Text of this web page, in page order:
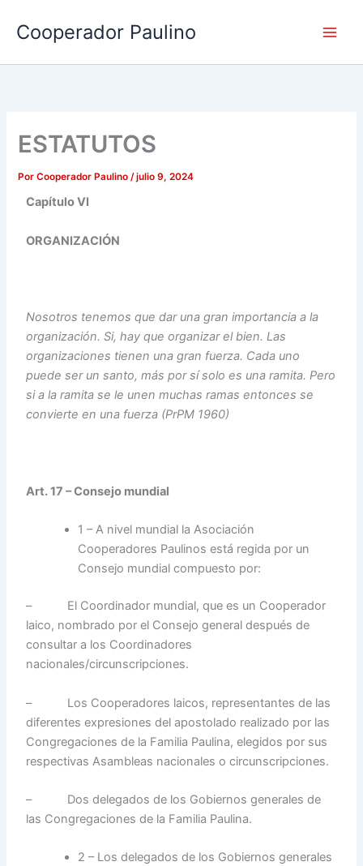
contenido
Cooperador Paulino
ESTATUTOS
PorCooperador Paulino/julio 9, 2024
Capítulo VI
ORGANIZACIÓN
Nosotros tenemos que dar una gran importancia a la
organización. Si, hay que organizar el bien. Las
organizaciones tienen una gran fuerza. Cada uno
puede ser un santo, más por sí solo es una ramita. Pero
si a la ramita se le unen muchas ramas entonces se
convierte en una fuerza (PrPM 1960)
Art. 17 – Consejo mundial
1 – A nivel mundial la Asociación
Cooperadores Paulinos está regida por un
Consejo mundial compuesto por:
– El Coordinador mundial, que es un Cooperador
laico, nombrado por el Consejo general después de
consultar a los Coordinadores
nacionales/circunscripciones.
– Los Cooperadores laicos, representantes de las
diferentes expresiones del apostolado realizado por las
Congregaciones de la Familia Paulina, elegidos por sus
respectivas Asambleas nacionales o circunscripciones.
– Dos delegados de los Gobiernos generales de
las Congregaciones de la Familia Paulina.
2 – Los delegados de los Gobiernos generales